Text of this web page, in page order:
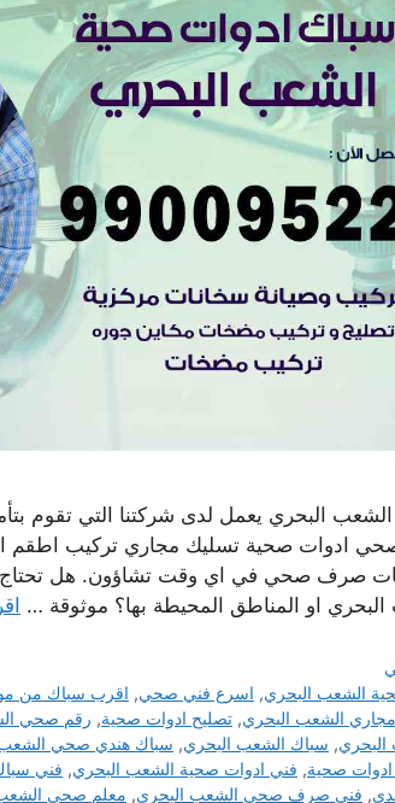
البحري يعمل لدى شركتنا التي تقوم
ادوات صحية تسليك مجاري تركيب اطقم
صرف صحي في اي وقت تشاؤون. هل
او المناطق المحيطة بها؟ موثوقة …
الشعب البحري, اسرع فني صحي, اقرب سباك من
الشعب البحري, تصليح ادوات صحية, رقم صحي
, سباك الشعب البحري, سباك هندي صحي الشعب
صحية, فني ادوات صحية الشعب البحري, فني
, فني صرف صحي الشعب البحري, معلم صحي